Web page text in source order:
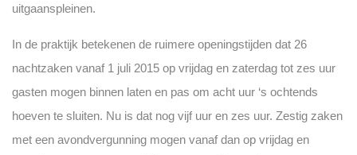
uitgaanspleinen.
In de praktijk betekenen de ruimere openingstijden dat 26
nachtzaken vanaf 1 juli 2015 op vrijdag en zaterdag tot zes uur
gasten mogen binnen laten en pas om acht uur ‘s ochtends
hoeven te sluiten. Nu is dat nog vijf uur en zes uur. Zestig zaken
met een avondvergunning mogen vanaf dan op vrijdag en